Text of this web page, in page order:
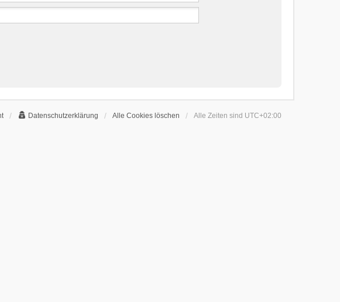
Datenschutzerklärung Alle Cookies löschen Alle Zeiten sind UTC+02:00